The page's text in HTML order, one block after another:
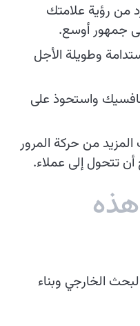
من رؤية علامتك
جمهور أوسع.
وطويلة الأجل
واستحوذ على
من حركة المرور
تتحول إلى عملاء.
هذه
الخارجي وبناء